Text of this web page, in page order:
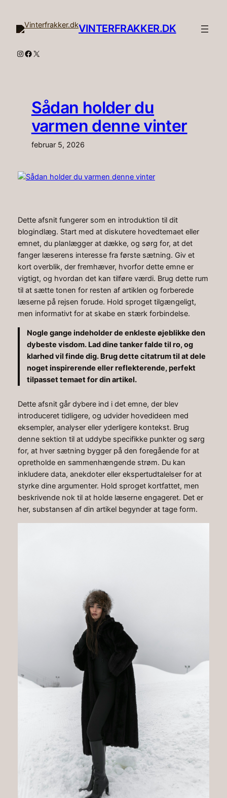
indhold
VINTERFRAKKER.DK
Instagram
Facebook
X
Sådan holder du
varmen denne vinter
februar 5, 2026
Dette afsnit fungerer som en introduktion til dit
blogindlæg. Start med at diskutere hovedtemaet eller
emnet, du planlægger at dække, og sørg for, at det
fanger læserens interesse fra første sætning. Giv et
kort overblik, der fremhæver, hvorfor dette emne er
vigtigt, og hvordan det kan tilføre værdi. Brug dette rum
til at sætte tonen for resten af artiklen og forberede
læserne på rejsen forude. Hold sproget tilgængeligt,
men informativt for at skabe en stærk forbindelse.
Nogle gange indeholder de enkleste øjeblikke den
dybeste visdom. Lad dine tanker falde til ro, og
klarhed vil finde dig. Brug dette citatrum til at dele
noget inspirerende eller reflekterende, perfekt
tilpasset temaet for din artikel.
Dette afsnit går dybere ind i det emne, der blev
introduceret tidligere, og udvider hovedideen med
eksempler, analyser eller yderligere kontekst. Brug
denne sektion til at uddybe specifikke punkter og sørg
for, at hver sætning bygger på den foregående for at
opretholde en sammenhængende strøm. Du kan
inkludere data, anekdoter eller ekspertudtalelser for at
styrke dine argumenter. Hold sproget kortfattet, men
beskrivende nok til at holde læserne engageret. Det er
her, substansen af din artikel begynder at tage form.